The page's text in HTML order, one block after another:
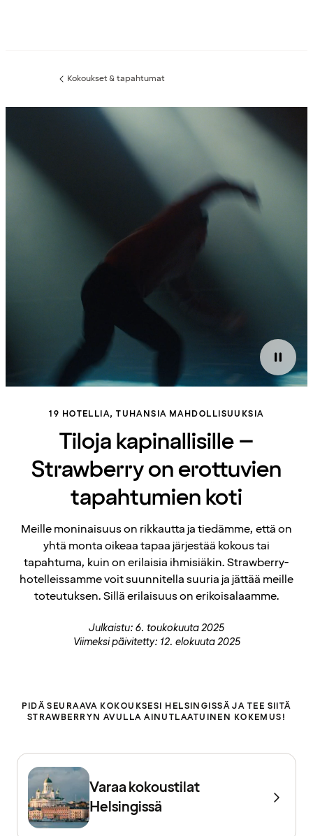
Edellinen
Kokoukset & tapahtumat
19 HOTELLIA, TUHANSIA MAHDOLLISUUKSIA
Tiloja kapinallisille –
Strawberry on erottuvien
tapahtumien koti
Meille moninaisuus on rikkautta ja tiedämme, että on
yhtä monta oikeaa tapaa järjestää kokous tai
tapahtuma, kuin on erilaisia ihmisiäkin. Strawberry-
hotelleissamme voit suunnitella suuria ja jättää meille
toteutuksen. Sillä erilaisuus on erikoisalaamme.
Julkaistu: 6. toukokuuta 2025
Viimeksi päivitetty: 12. elokuuta 2025
PIDÄ SEURAAVA KOKOUKSESI HELSINGISSÄ JA TEE SIITÄ
STRAWBERRYN AVULLA AINUTLAATUINEN KOKEMUS!
Varaa kokoustilat
Helsingissä